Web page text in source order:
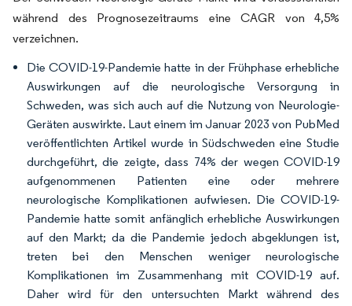
während des Prognosezeitraums eine CAGR von 4,5%
verzeichnen.
Die COVID-19-Pandemie hatte in der Frühphase erhebliche
Auswirkungen auf die neurologische Versorgung in
Schweden, was sich auch auf die Nutzung von Neurologie-
Geräten auswirkte. Laut einem im Januar 2023 von PubMed
veröffentlichten Artikel wurde in Südschweden eine Studie
durchgeführt, die zeigte, dass 74% der wegen COVID-19
aufgenommenen Patienten eine oder mehrere
neurologische Komplikationen aufwiesen. Die COVID-19-
Pandemie hatte somit anfänglich erhebliche Auswirkungen
auf den Markt; da die Pandemie jedoch abgeklungen ist,
treten bei den Menschen weniger neurologische
Komplikationen im Zusammenhang mit COVID-19 auf.
Daher wird für den untersuchten Markt während des